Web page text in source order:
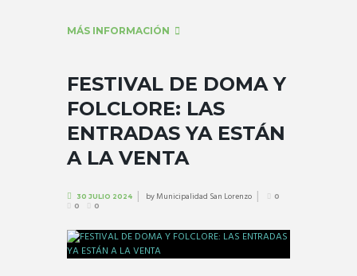
MÁS INFORMACIÓN
FESTIVAL DE DOMA Y
FOLCLORE: LAS
ENTRADAS YA ESTÁN
A LA VENTA
30 JULIO 2024 byMunicipalidad San Lorenzo
0
0
0